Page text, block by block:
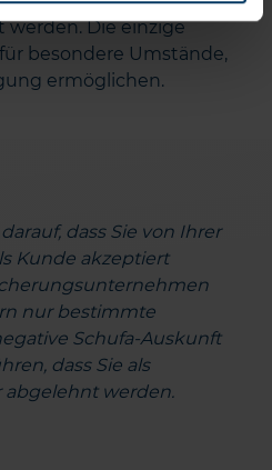
Die einzige
besondere Umstände,
ermöglichen.
dass Sie von Ihrer
Kunde akzeptiert
nur bestimmte
Schufa-Auskunft
dass Sie als
abgelehnt werden.